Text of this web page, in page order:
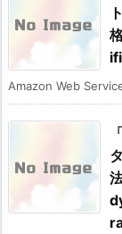
Amazon Web